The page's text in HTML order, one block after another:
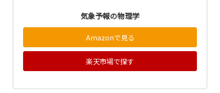
気象予報の物理学
Amazonで見る
楽天市場で探す